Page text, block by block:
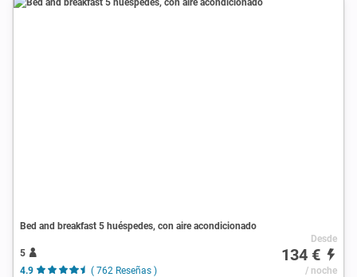
Bed and breakfast 5 huéspedes, con aire acondicionado
5
4.9
( 762 Reseñas )
Desde
134 €
/ noche